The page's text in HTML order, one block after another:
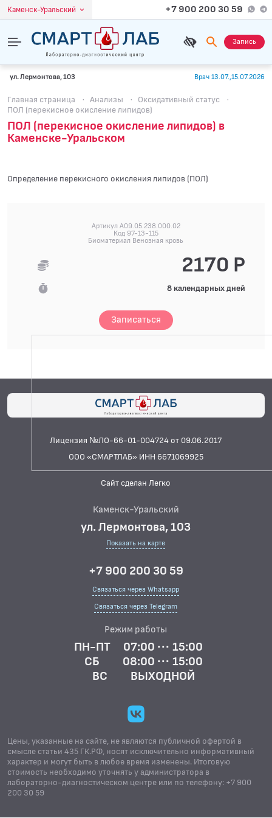
Каменск-Уральский +7 900 200 30 59
Запись
ул. Лермонтова, 103 Врач 13.07.,15.07.2026
Главная страница · Анализы · Оксидативный статус
·
ПОЛ (перекисное окисление липидов)
ПОЛ (перекисное окисление липидов) в
Каменске-Уральском
Определение перекисного окисления липидов (ПОЛ)
Артикул A09.05.238.000.02
Код 97-13-115
Биоматериал Венозная кровь
2170 Р
8 календарных дней
Записаться
Лицензия №ЛО-66-01-004724 от 09.06.2017
ООО «СМАРТЛАБ» ИНН 6671069925
Сайт сделан Легко
Каменск-Уральский
ул. Лермонтова, 103
Показать на карте
+7 900 200 30 59
Связаться через Whatsapp
Связаться через Telegram
Режим работы
ПН-ПТ
07:00 ··· 15:00
СБ
08:00 ··· 15:00
ВС
ВЫХОДНОЙ
Цены, указанные на сайте, не являются публичной офертой в
смысле статьи 435 ГК.РФ, носят исключительно информативный
характер и могут быть в любое время изменены. Итоговую
стоимость необходимо уточнять у администратора в
лабораторно-диагностическом центре или по телефону: +7 900
200 30 59